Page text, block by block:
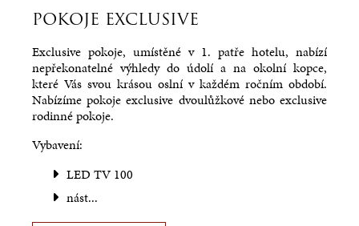
POKOJE EXCLUSIVE
Exclusive pokoje, umístěné v 1. patře hotelu, nabízí
nepřekonatelné výhledy do údolí a na okolní kopce,
které Vás svou krásou oslní v každém ročním období.
Nabízíme pokoje exclusive dvoulůžkové nebo exclusive
rodinné pokoje.
Vybavení:
LED TV 100
nást...